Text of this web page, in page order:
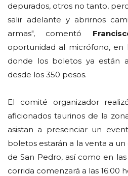
depurados, otros no tanto,
salir adelante y abrirnos
armas", comentó
oportunidad al micrófono, en
donde los boletos ya están
desde los 350 pesos.
El comité organizador
aficionados taurinos de la
asistan a presenciar un
boletos estarán a la venta a
de San Pedro, así como en
corrida comenzará a las 16:00